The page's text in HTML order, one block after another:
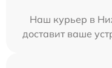
Наш курьер в
доставит ваше